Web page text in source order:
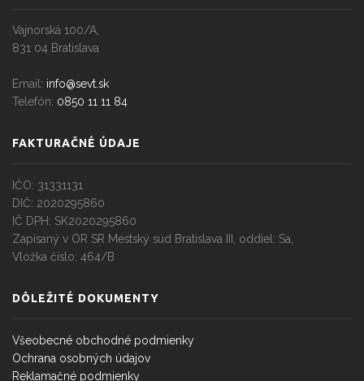
Vajnorská 100/A,
831 04 Bratislava
Email: info@sevt.sk
Telefón: 0850 11 11 84
FAKTURAČNÉ ÚDAJE
IČO: 31331131
DIČ: 2020295860
IČ DPH: SK2020295860
Zapísaný v OR SR Mestský súd Bratislava III, oddiel: Sa,
Vložka číslo: 464/B
DÔLEŽITÉ DOKUMENTY
Všeobecné obchodné podmienky
Ochrana osobných údajov
Reklamačné podmienky